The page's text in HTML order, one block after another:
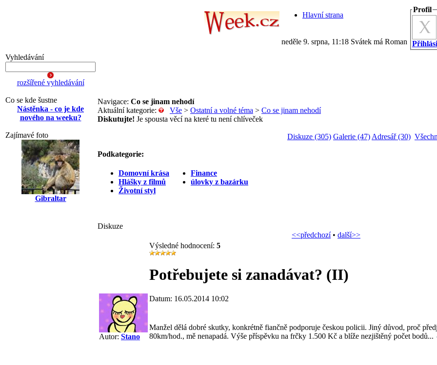
Hlavní strana
neděle 9. srpna, 11:18 Svátek má Roman
Profil
Vyhledávání
rozšířené vyhledávání
Co se kde šustne
Nástěnka - co je kde
nového na weeku?
Zajímavé foto
Gibraltar
Navigace: Co se jinam nehodí
Aktuální kategorie: Vše > Ostatní a volné téma > Co se jinam nehodí
Diskutujte! Je spousta věcí na které tu není chlíveček
Diskuze (305) Galerie (47) Adresář (30)
Podkategorie:
Domovní krása
Hlášky z filmů
Životní styl
Finance
úlovky z bazárku
Diskuze
<<předchozí• další>>
Autor: Stano
Výsledné hodnocení: 5
Potřebujete si zanadávat? (II)
Datum: 16.05.2014 10:02
Manžel dělá dobré skutky, konkrétně fiančně podporuje českou policii. Jiný důvod, proč
80km/hod., mě nenapadá. Výše příspěvku na frčky 1.500 Kč a blíže nezjištěný počet bodů...